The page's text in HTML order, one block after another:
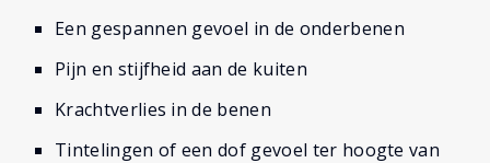
Een gespannen gevoel in de onderbenen
Pijn en stijfheid aan de kuiten
Krachtverlies in de benen
Tintelingen of een dof gevoel ter hoogte van